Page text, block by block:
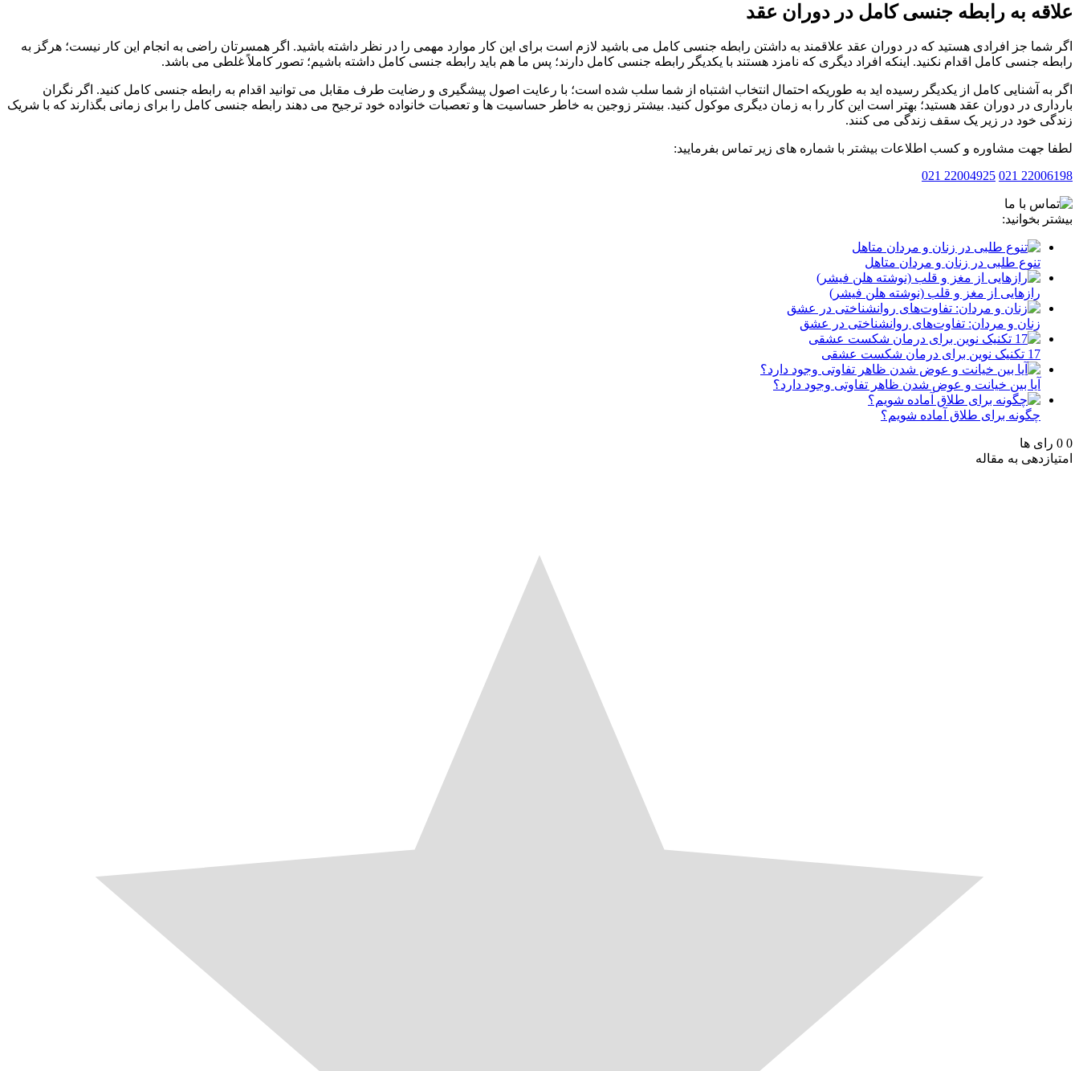
علاقه به رابطه جنسی کامل در دوران عقد
اگر شما جز افرادی هستید که در دوران عقد علاقمند به داشتن رابطه جنسی کامل می باشید لازم است برای این کار موارد مهمی را در نظر داشته باشید. اگر همسرتان راضی به انجام این کار نیست؛ هرگز به
رابطه جنسی کامل اقدام نکنید. اینکه افراد دیگری که نامزد هستند با یکدیگر رابطه جنسی کامل دارند؛ پس ما هم باید رابطه جنسی کامل داشته باشیم؛ تصور کاملاً غلطی می باشد.
اگر به آشنایی کامل از یکدیگر رسیده اید به طوریکه احتمال انتخاب اشتباه از شما سلب شده است؛ با رعایت اصول پیشگیری و رضایت طرف مقابل می توانید اقدام به رابطه جنسی کامل کنید. اگر نگران
بارداری در دوران عقد هستید؛ بهتر است این کار را به زمان دیگری موکول کنید. بیشتر زوجین به خاطر حساسیت ها و تعصبات خانواده خود ترجیح می دهند رابطه جنسی کامل را برای زمانی بگذارند که با شریک
زندگی خود در زیر یک سقف زندگی می کنند.
لطفا جهت مشاوره و کسب اطلاعات بیشتر با شماره های زیر تماس بفرمایید:
22006198 021
22004925 021
بیشتر بخوانید:
تنوع طلبی در زنان و مردان متاهل
رازهایی از مغز و قلب (نوشته هلن فیشر)
زنان و مردان: تفاوت‌های روانشناختی در عشق
17 تکنیک نوین برای درمان شکست عشقی
آیا بین خیانت و عوض شدن ظاهر تفاوتی وجود دارد؟
چگونه برای طلاق آماده شویم؟
0
0 رای ها
امتیازدهی به مقاله